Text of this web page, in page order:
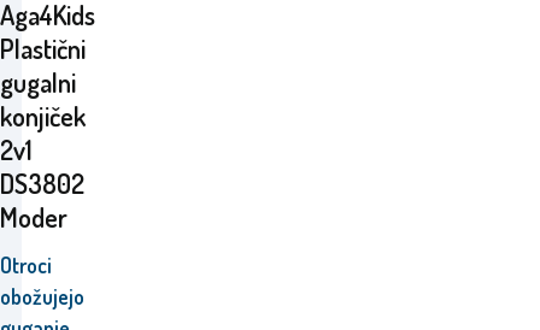
Aga4Kids
Plastični
gugalni
konjiček
2v1
DS3802
Moder
Otroci
obožujejo